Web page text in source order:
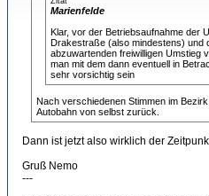
Marienfelde
Klar, vor der Betriebsaufnahme der
Drakestraße (also mindestens) und
abzuwartenden freiwilligen Umstieg
man mit dem dann eventuell in
sehr vorsichtig sein
Nach verschiedenen Stimmen im
Autobahn von selbst zurück.
Dann ist jetzt also wirklich der
Gruß Nemo
---